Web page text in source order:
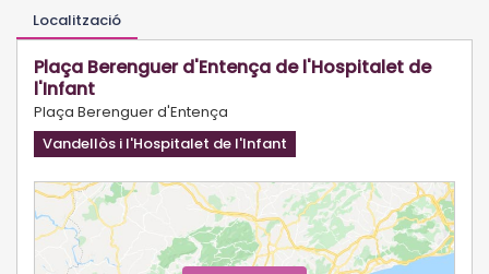
Localització
Plaça Berenguer d'Entença de l'Hospitalet de
l'Infant
Plaça Berenguer d'Entença
Vandellòs i l'Hospitalet de l'Infant